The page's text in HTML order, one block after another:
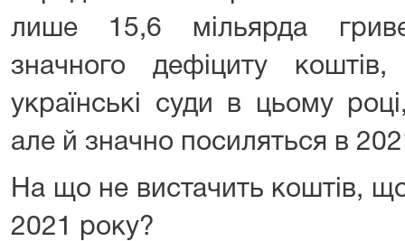
лише 15,6 мільярда
значного дефіциту
українські суди в цьому
але й значно посиляться в
На що не вистачить коштів,
2021 року?